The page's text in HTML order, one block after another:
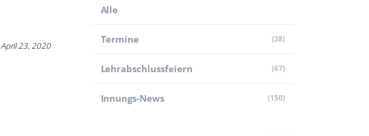
April 23, 2020
Alle
Termine (38)
Lehr­abschluss­feiern (67)
Innungs-News (150)